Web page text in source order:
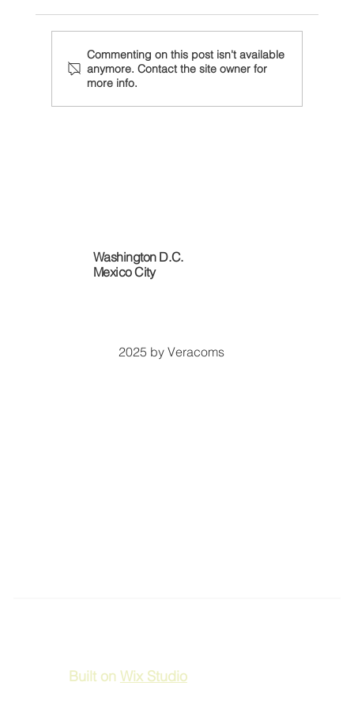
Sheinbaum debe preparar revisión del T-MEC
Commenting on this post isn't available
anymore. Contact the site owner for
more info.
Washington D.C.
​Mexico City
2025 by Veracoms
Built on Wix Studio